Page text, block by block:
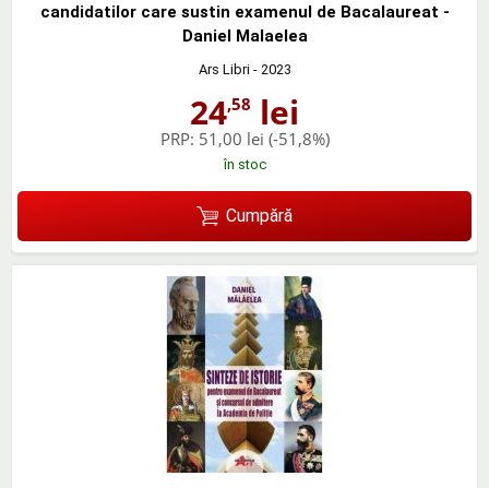
candidatilor care sustin examenul de Bacalaureat -
Daniel Malaelea
Ars Libri- 2023
24,58 lei
PRP: 51,00 lei (-51,8%)
în stoc
Cumpără